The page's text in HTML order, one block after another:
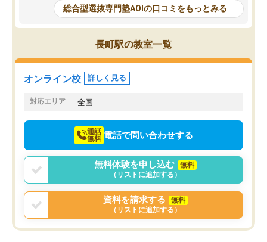
と相談すると、他の先生も紹介してく
ださり、客観的なアドバイスもいただ
くことができました（志望理由・自己
PR等の添削において）。そして、なに
より自習室が解放されている点がよか
ったです。友達と好きな時間に自習
し、お互いを高めあえる環境がありま
で、AO入試を改めて知
それに対しての具体的な
ことでした。更に子供の
けてらっしゃいますので
総合型選抜専門塾AOIの口コミをもっとみる
長町駅の教室一覧
オンライン校 詳しく見る
対応エリア 全国
通話
無料 電話で問い合わせする
無料体験を申し込む
無料
（リストに追加する）
資料を請求する
無料
（リストに追加する）